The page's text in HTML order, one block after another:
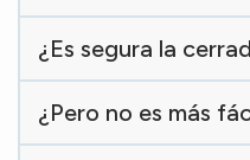
¿Es segura la
¿Pero no es más